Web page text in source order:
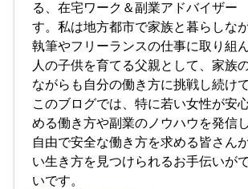
る、在宅ワーク＆副業アドバイザ
す。私は地方都市で家族と暮らしな
執筆やフリーランスの仕事に取り組
人の子供を育てる父親として、家族
ながらも自分の働き方に挑戦し続け
このブログでは、特に若い女性が安
める働き方や副業のノウハウを発信
自由で安全な働き方を求める皆さん
い生き方を見つけられるお手伝いが
いです。